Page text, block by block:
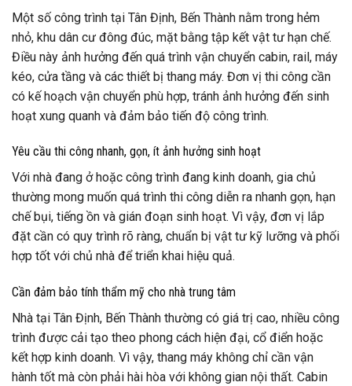
Một số công trình tại Tân Định, Bến Thành nằm trong hẻm
nhỏ, khu dân cư đông đúc, mặt bằng tập kết vật tư hạn chế.
Điều này ảnh hưởng đến quá trình vận chuyển cabin, rail, máy
kéo, cửa tầng và các thiết bị thang máy. Đơn vị thi công cần
có kế hoạch vận chuyển phù hợp, tránh ảnh hưởng đến sinh
hoạt xung quanh và đảm bảo tiến độ công trình.
Yêu cầu thi công nhanh, gọn, ít ảnh hưởng sinh hoạt
Với nhà đang ở hoặc công trình đang kinh doanh, gia chủ
thường mong muốn quá trình thi công diễn ra nhanh gọn, hạn
chế bụi, tiếng ồn và gián đoạn sinh hoạt. Vì vậy, đơn vị lắp
đặt cần có quy trình rõ ràng, chuẩn bị vật tư kỹ lưỡng và phối
hợp tốt với chủ nhà để triển khai hiệu quả.
Cần đảm bảo tính thẩm mỹ cho nhà trung tâm
Nhà tại Tân Định, Bến Thành thường có giá trị cao, nhiều công
trình được cải tạo theo phong cách hiện đại, cổ điển hoặc
kết hợp kinh doanh. Vì vậy, thang máy không chỉ cần vận
hành tốt mà còn phải hài hòa với không gian nội thất. Cabin